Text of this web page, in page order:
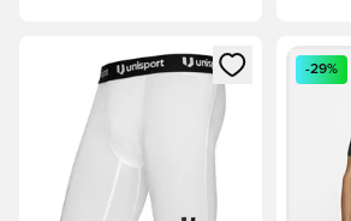
Megnyit egy modált a
-29%